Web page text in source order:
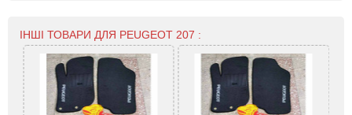
ІНШІ ТОВАРИ ДЛЯ PEUGEOT 207 :